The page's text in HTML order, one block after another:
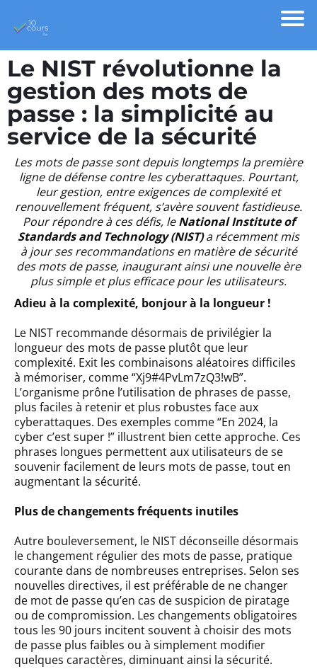
Le NIST révolutionne la
gestion des mots de
passe : la simplicité au
service de la sécurité
Les mots de passe sont depuis longtemps la première
ligne de défense contre les cyberattaques. Pourtant,
leur gestion, entre exigences de complexité et
renouvellement fréquent, s’avère souvent fastidieuse.
Pour répondre à ces défis, leNational Institute of
Standards and Technology (NIST)a récemment mis
à jour ses recommandations en matière de sécurité
des mots de passe, inaugurant ainsi une nouvelle ère
plus simple et plus efficace pour les utilisateurs.
Adieu à la complexité, bonjour à la longueur !
Le NIST recommande désormais de privilégier la
longueur des mots de passe plutôt que leur
complexité. Exit les combinaisons aléatoires difficiles
à mémoriser, comme “Xj9#4PvLm7zQ3!wB”.
L’organisme prône l’utilisation de phrases de passe,
plus faciles à retenir et plus robustes face aux
cyberattaques. Des exemples comme “En 2024, la
cyber c’est super !” illustrent bien cette approche. Ces
phrases longues permettent aux utilisateurs de se
souvenir facilement de leurs mots de passe, tout en
augmentant la sécurité.
Plus de changements fréquents inutiles
Autre bouleversement, le NIST déconseille désormais
le changement régulier des mots de passe, pratique
courante dans de nombreuses entreprises. Selon ses
nouvelles directives, il est préférable de ne changer
de mot de passe qu’en cas de suspicion de piratage
ou de compromission. Les changements obligatoires
tous les 90 jours incitent souvent à choisir des mots
de passe plus faibles ou à simplement modifier
quelques caractères, diminuant ainsi la sécurité.